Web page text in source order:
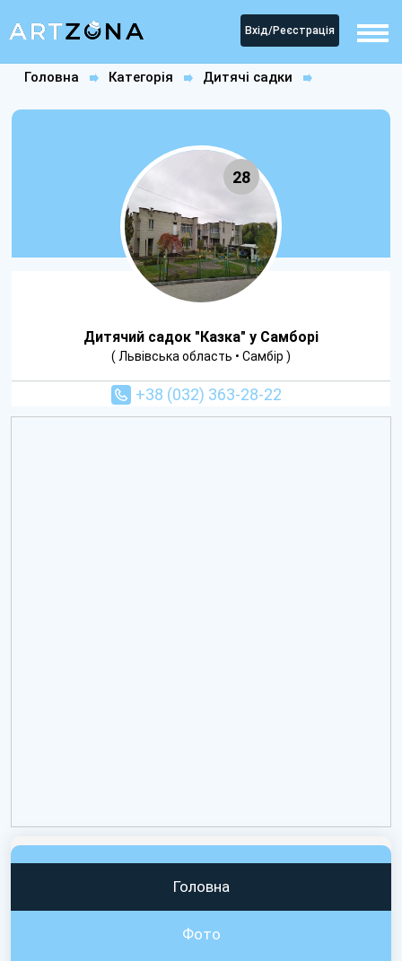
Вхід/Реєстрація
Головна Категорія
Дитячі садки
28
Дитячий садок "Казка" у Самборі
( Львівська область • Самбір )
+38 (032) 363-28-22
Головна
Фото